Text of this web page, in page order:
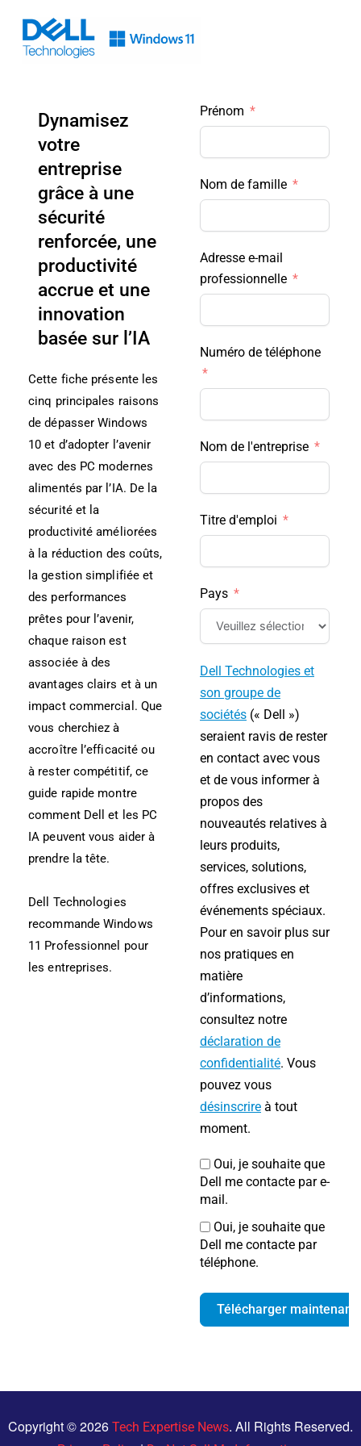
content
Dynamisez
votre
entreprise
grâce à une
sécurité
renforcée, une
productivité
accrue et une
innovation
basée sur l’IA
Cette fiche présente les
cinq principales raisons
de dépasser Windows
10 et d’adopter l’avenir
avec des PC modernes
alimentés par l’IA. De la
sécurité et la
productivité améliorées
à la réduction des coûts,
la gestion simplifiée et
des performances
prêtes pour l’avenir,
chaque raison est
associée à des
avantages clairs et à un
impact commercial. Que
vous cherchiez à
accroître l’efficacité ou
à rester compétitif, ce
guide rapide montre
comment Dell et les PC
IA peuvent vous aider à
prendre la tête.
Dell Technologies
recommande Windows
11 Professionnel pour
les entreprises.
Prénom
Nom de famille
Adresse e-mail
professionnelle
Numéro de téléphone
Nom de l'entreprise
Titre d'emploi
Pays
Dell Technologies et
son groupe de
sociétés (« Dell »)
seraient ravis de rester
en contact avec vous
et de vous informer à
propos des
nouveautés relatives à
leurs produits,
services, solutions,
offres exclusives et
événements spéciaux.
Pour en savoir plus sur
nos pratiques en
matière
d’informations,
consultez notre
déclaration de
confidentialité. Vous
pouvez vous
désinscrire à tout
moment.
Oui, je souhaite que
Dell me contacte par e-
mail.
Oui, je souhaite que
Dell me contacte par
téléphone.
Télécharger maintenant
Copyright © 2026 Tech Expertise News. All Rights Reserved.